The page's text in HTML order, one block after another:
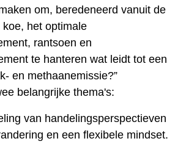
om, beredeneerd vanuit de
het optimale
rantsoen en
te hanteren wat leidt tot een
en methaanemissie?”
belangrijke thema's:
van handelingsperspectieven
en een flexibele mindset.